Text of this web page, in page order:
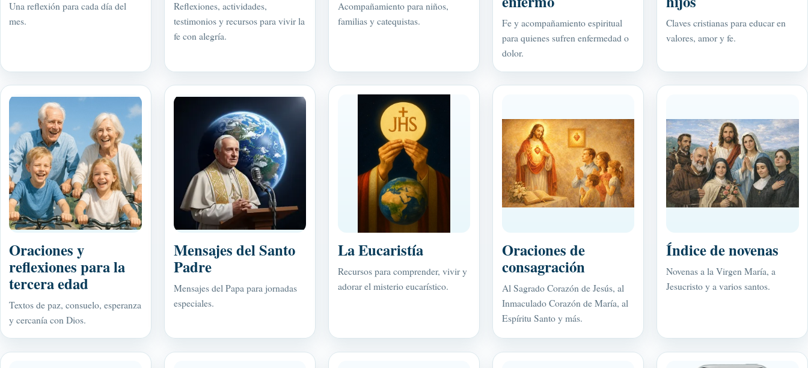
Una reflexión para cada día del
mes.
Reflexiones, actividades,
testimonios y recursos para vivir la
fe con alegría.
Acompañamiento para niños,
familias y catequistas.
Fe y acompañamiento espiritual
para quienes sufren enfermedad o
dolor.
Claves cristianas para educar en
valores, amor y fe.
Oraciones y
reflexiones para la
tercera edad
Textos de paz, consuelo, esperanza
y cercanía con Dios.
Mensajes del Santo
Padre
Mensajes del Papa para jornadas
especiales.
La Eucaristía
Recursos para comprender, vivir y
adorar el misterio eucarístico.
Oraciones de
consagración
Al Sagrado Corazón de Jesús, al
Inmaculado Corazón de María, al
Espíritu Santo y más.
Índice de novenas
Novenas a la Virgen María, a
Jesucristo y a varios santos.